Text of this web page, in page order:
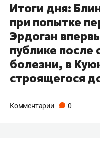
Итоги дня:
при попытке
Эрдоган
публике
болезни, в
строящегося
Комментарии 0